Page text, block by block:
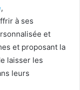
,
à ses
et
et proposant la
laisser les
leurs